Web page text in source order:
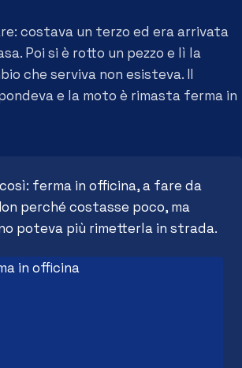
costava un terzo ed era arrivata
Poi si è rotto un pezzo e lì la
che serviva non esisteva. Il
e la moto è rimasta ferma in
ferma in officina, a fare da
perché costasse poco, ma
poteva più rimetterla in strada.